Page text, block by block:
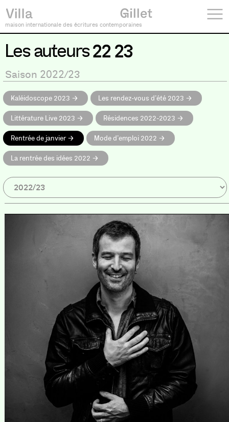
maison internationale des écritures contemporaines
Les auteurs22 23
Saison 2022/23
Kaléidoscope 2023 Les rendez-vous d’été 2023
Littérature Live 2023 Résidences 2022-2023
Rentrée de janvier Mode d’emploi 2022
La rentrée des idées 2022